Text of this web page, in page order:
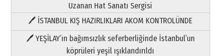
Uzanan Hat Sanatı Sergisi
🖊 İSTANBUL KIŞ HAZIRLIKLARI AKOM KONTROLÜNDE
🖊 YEŞİLAY’ın bağımsızlık seferberliğinde İstanbul’un
köprüleri yeşil ışıklandırıldı
Yıldırım Gündoğdu
HAVVA’NIN ÜÇ KIZI
09 Temmuz 2026 Perşembe